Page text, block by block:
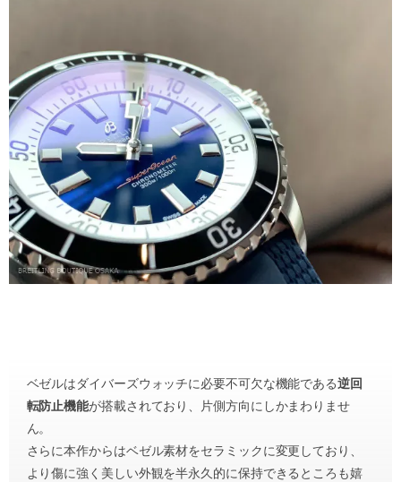
ベゼルはダイバーズウォッチに必要不可欠な機能である逆回
転防止機能が搭載されており、片側方向にしかまわりませ
ん。
さらに本作からはベゼル素材をセラミックに変更しており、
より傷に強く美しい外観を半永久的に保持できるところも嬉